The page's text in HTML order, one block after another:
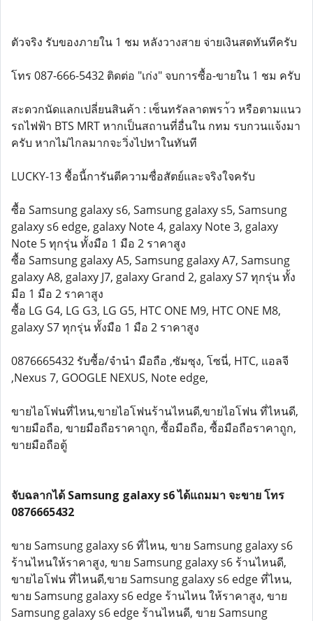
ตัวจริง รับของภายใน 1 ชม หลังวางสาย จ่ายเงินสดทันทีครับ
โทร 087-666-5432 ติดต่อ "เก่ง" จบการซื้อ-ขายใน 1 ชม ครับ
สะดวกนัดแลกเปลี่ยนสินค้า : เซ็นทรัลลาดพรา้ว หรือตามแนว
รถไฟฟ้า BTS MRT หากเป็นสถานที่อื่นใน กทม รบกวนแจ้งมา
ครับ หากไม่ไกลมากจะวิ่งไปหาในทันที
LUCKY-13 ชื้อนี้การันตีความซื่อสัตย์และจริงใจครับ
ซื้อ Samsung galaxy s6, Samsung galaxy s5, Samsung
galaxy s6 edge, galaxy Note 4, galaxy Note 3, galaxy
Note 5 ทุกรุ่น ทั้งมือ 1 มือ 2 ราคาสูง
ซื้อ Samsung galaxy A5, Samsung galaxy A7, Samsung
galaxy A8, galaxy J7, galaxy Grand 2, galaxy S7 ทุกรุ่น ทั้ง
มือ 1 มือ 2 ราคาสูง
ซื้อ LG G4, LG G3, LG G5, HTC ONE M9, HTC ONE M8,
galaxy S7 ทุกรุ่น ทั้งมือ 1 มือ 2 ราคาสูง
0876665432 รับซื้อ/จำนำ มือถือ ,ซัมซุง, โซนี่, HTC, แอลจี
,Nexus 7, GOOGLE NEXUS, Note edge,
ขายไอโฟนที่ไหน,ขายไอโฟนร้านไหนดี,ขายไอโฟน ที่ไหนดี,
ขายมือถือ, ขายมือถือราคาถูก, ซื้อมือถือ, ซื้อมือถือราคาถูก,
ขายมือถือตู้
จับฉลากได้ Samsung galaxy s6 ได้แถมมา จะขาย โทร
0876665432
ขาย Samsung galaxy s6 ที่ไหน, ขาย Samsung galaxy s6
ร้านไหนให้ราคาสูง, ขาย Samsung galaxy s6 ร้านไหนดี,
ขายไอโฟน ที่ไหนดี,ขาย Samsung galaxy s6 edge ที่ไหน,
ขาย Samsung galaxy s6 edge ร้านไหน ให้ราคาสูง, ขาย
Samsung galaxy s6 edge ร้านไหนดี, ขาย Samsung